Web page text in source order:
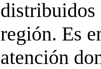
distribuidos
región. Es
atención